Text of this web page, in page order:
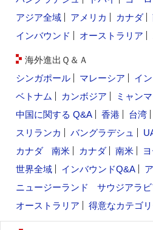
アジア全域
アメリカ カナダ
インバウンド
オーストラリア
海外進出Ｑ＆Ａ
シンガポール
マレーシア イ
ベトナム
カンボジア ミャン
中国に関する Q&A
香港 台湾
スリランカ
バングラデシュ
カナダ
南米 カナダ 南米
世界全域
インバウンドQ&A
ニュージーランド
サウジアラビ
オーストラリア
得意なカテゴ